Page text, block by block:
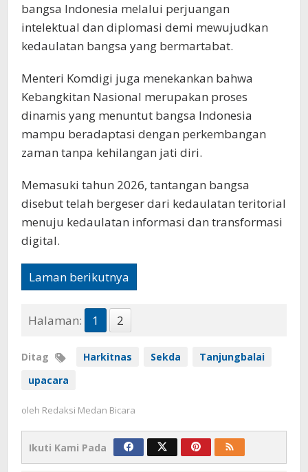
bangsa Indonesia melalui perjuangan
intelektual dan diplomasi demi mewujudkan
kedaulatan bangsa yang bermartabat.
Menteri Komdigi juga menekankan bahwa
Kebangkitan Nasional merupakan proses
dinamis yang menuntut bangsa Indonesia
mampu beradaptasi dengan perkembangan
zaman tanpa kehilangan jati diri.
Memasuki tahun 2026, tantangan bangsa
disebut telah bergeser dari kedaulatan teritorial
menuju kedaulatan informasi dan transformasi
digital.
Laman berikutnya
Halaman: 1 2
Ditag Harkitnas Sekda
Tanjungbalai
upacara
oleh Redaksi Medan Bicara
Ikuti Kami Pada